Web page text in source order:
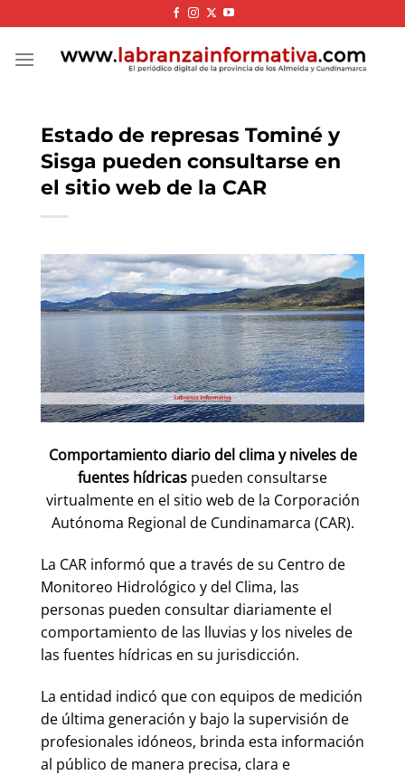
to
content
Estado de represas Tominé y
Sisga pueden consultarse en
el sitio web de la CAR
Comportamiento diario del clima y niveles de
fuentes hídricas pueden consultarse
virtualmente en el sitio web de la Corporación
Autónoma Regional de Cundinamarca (CAR).
La CAR informó que a través de su Centro de
Monitoreo Hidrológico y del Clima, las
personas pueden consultar diariamente el
comportamiento de las lluvias y los niveles de
las fuentes hídricas en su jurisdicción.
La entidad indicó que con equipos de medición
de última generación y bajo la supervisión de
profesionales idóneos, brinda esta información
al público de manera precisa, clara e